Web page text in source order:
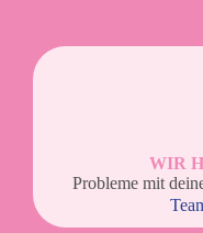
WIR
Probleme mit